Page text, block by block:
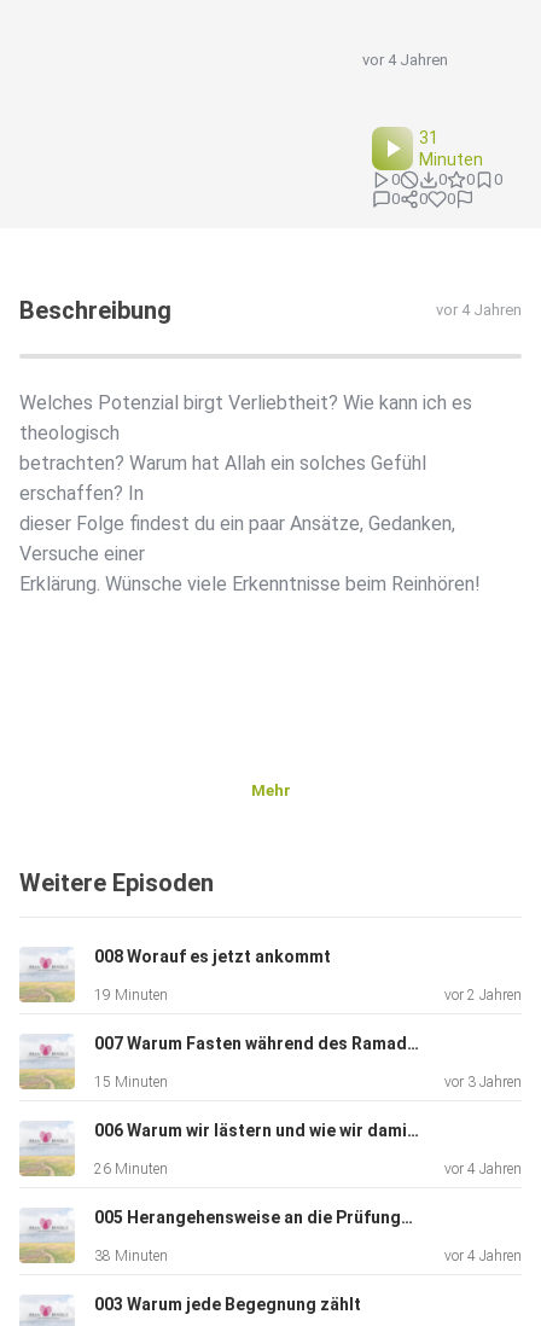
vor 4 Jahren
31
Minuten
0 0 0
0
0
0 0
Beschreibung vor 4 Jahren
Welches Potenzial birgt Verliebtheit? Wie kann ich es
theologisch
betrachten? Warum hat Allah ein solches Gefühl
erschaffen? In
dieser Folge findest du ein paar Ansätze, Gedanken,
Versuche einer
Erklärung. Wünsche viele Erkenntnisse beim Reinhören!
Mehr
Weitere Episoden
008 Worauf es jetzt ankommt
19 Minuten vor 2 Jahren
007 Warum Fasten während des Ramadan so genial ist
15 Minuten vor 3 Jahren
006 Warum wir lästern und wie wir damit aufhören können
26 Minuten vor 4 Jahren
005 Herangehensweise an die Prüfungen des Lebens
38 Minuten vor 4 Jahren
003 Warum jede Begegnung zählt